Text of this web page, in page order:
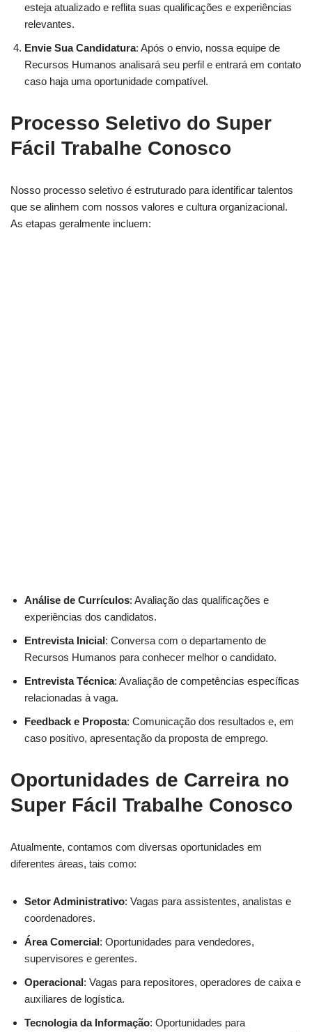
esteja atualizado e reflita suas qualificações e experiências
relevantes.
Envie Sua Candidatura: Após o envio, nossa equipe de
Recursos Humanos analisará seu perfil e entrará em contato
caso haja uma oportunidade compatível.
Processo Seletivo do Super
Fácil Trabalhe Conosco
Nosso processo seletivo é estruturado para identificar talentos
que se alinhem com nossos valores e cultura organizacional.
As etapas geralmente incluem:
Análise de Currículos: Avaliação das qualificações e
experiências dos candidatos.
Entrevista Inicial: Conversa com o departamento de
Recursos Humanos para conhecer melhor o candidato.
Entrevista Técnica: Avaliação de competências específicas
relacionadas à vaga.
Feedback e Proposta: Comunicação dos resultados e, em
caso positivo, apresentação da proposta de emprego.
Oportunidades de Carreira no
Super Fácil Trabalhe Conosco
Atualmente, contamos com diversas oportunidades em
diferentes áreas, tais como:
Setor Administrativo: Vagas para assistentes, analistas e
coordenadores.
Área Comercial: Oportunidades para vendedores,
supervisores e gerentes.
Operacional: Vagas para repositores, operadores de caixa e
auxiliares de logística.
Tecnologia da Informação: Oportunidades para